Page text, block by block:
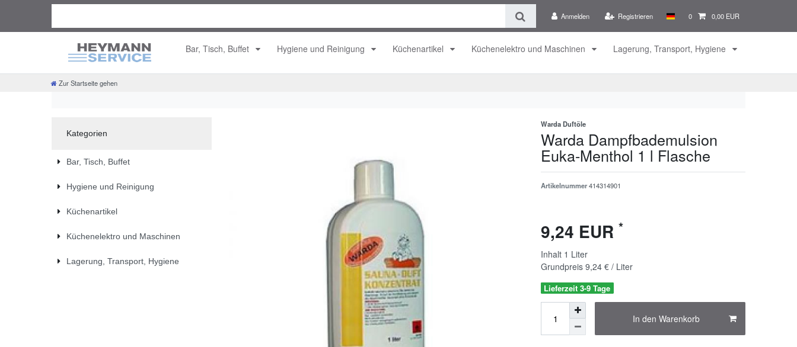
Anmelden Registrieren 0 0,00 EUR
Bar, Tisch, Buffet Hygiene und Reinigung Küchenartikel Küchenelektro und Maschinen Lagerung, Transport, Hygiene
Zur Startseite gehen
Kategorien
Bar, Tisch, Buffet
Hygiene und Reinigung
Küchenartikel
Küchenelektro und Maschinen
Lagerung, Transport, Hygiene
Warda Duftöle
Warda Dampfbademulsion
Euka-Menthol 1 l Flasche
Artikelnummer414314901
9,24 EUR *
Inhalt 1 Liter
Grundpreis 9,24 € / Liter
Lieferzeit 3-9 Tage
In den Warenkorb